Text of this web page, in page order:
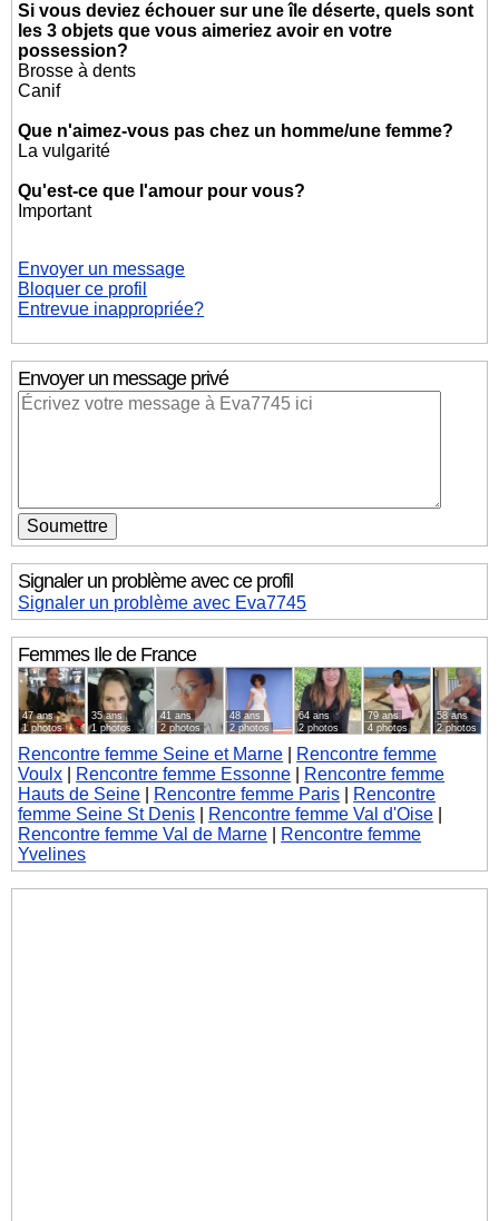
Si vous deviez échouer sur une île déserte, quels sont
les 3 objets que vous aimeriez avoir en votre
possession?
Brosse à dents
Canif
Que n'aimez-vous pas chez un homme/une femme?
La vulgarité
Qu'est-ce que l'amour pour vous?
Important
Envoyer un message
Bloquer ce profil
Entrevue inappropriée?
Envoyer un message privé
Signaler un problème avec ce profil
Signaler un problème avec Eva7745
FemmesIle de France
47 ans
1 photos
35 ans
1 photos
41 ans
2 photos
48 ans
2 photos
64 ans
2 photos
79 ans
4 photos
58 ans
2 photos
Rencontre femme Seine et Marne
Rencontre femme
Voulx
Rencontre femme Essonne
Rencontre femme
Hauts de Seine
Rencontre femme Paris
Rencontre
femme Seine St Denis
Rencontre femme Val d'Oise
Rencontre femme Val de Marne
Rencontre femme
Yvelines